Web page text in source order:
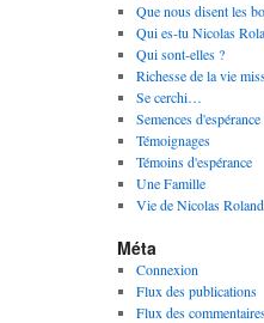
Que nous disent les
Qui es-tu Nicolas
Qui sont-elles ?
Richesse de la vie
Se cerchi…
Semences d'espérance
Témoignages
Témoins d'espérance
Une Famille
Vie de Nicolas Roland
Méta
Connexion
Flux des publications
Flux des